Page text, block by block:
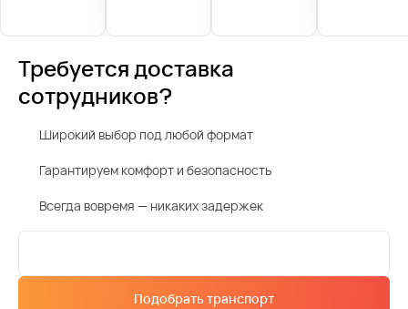
Требуется доставка
сотрудников?
Широкий выбор под любой формат
Гарантируем комфорт и безопасность
Всегда вовремя — никаких задержек
Подобрать транспорт